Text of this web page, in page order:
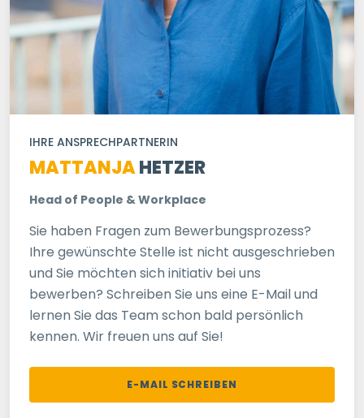
IHRE ANSPRECHPARTNERIN
MATTANJAHETZER
Head of People & Workplace
Sie haben Fragen zum Bewerbungsprozess?
Ihre gewünschte Stelle ist nicht ausgeschrieben
und Sie möchten sich initiativ bei uns
bewerben? Schreiben Sie uns eine E-Mail und
lernen Sie das Team schon bald persönlich
kennen. Wir freuen uns auf Sie!
E-MAIL SCHREIBEN